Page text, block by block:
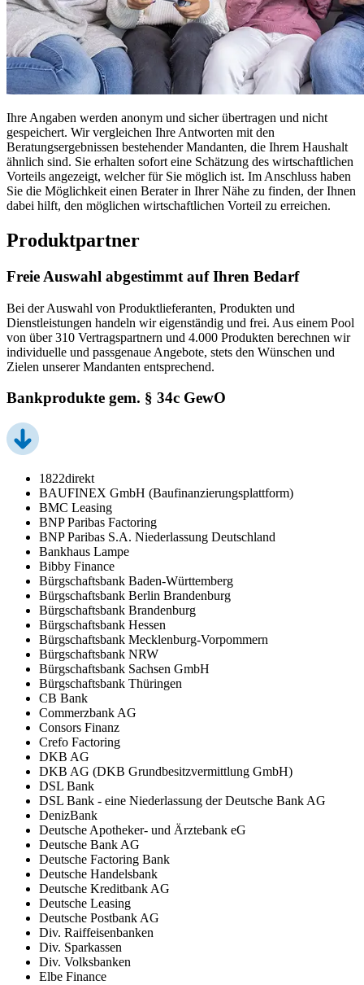
Ihre Angaben werden anonym und sicher übertragen und nicht
gespeichert. Wir vergleichen Ihre Antworten mit den
Beratungsergebnissen bestehender Mandanten, die Ihrem Haushalt
ähnlich sind. Sie erhalten sofort eine Schätzung des wirtschaftlichen
Vorteils angezeigt, welcher für Sie möglich ist. Im Anschluss haben
Sie die Möglichkeit einen Berater in Ihrer Nähe zu finden, der Ihnen
dabei hilft, den möglichen wirtschaftlichen Vorteil zu erreichen.
Produktpartner
Freie Auswahl abgestimmt auf Ihren Bedarf
Bei der Auswahl von Produktlieferanten, Produkten und
Dienstleistungen handeln wir eigenständig und frei. Aus einem Pool
von über 310 Vertragspartnern und 4.000 Produkten berechnen wir
individuelle und passgenaue Angebote, stets den Wünschen und
Zielen unserer Mandanten entsprechend.
Bankprodukte gem. § 34c GewO
1822direkt
BAUFINEX GmbH (Baufinanzierungsplattform)
BMC Leasing
BNP Paribas Factoring
BNP Paribas S.A. Niederlassung Deutschland
Bankhaus Lampe
Bibby Finance
Bürgschaftsbank Baden-Württemberg
Bürgschaftsbank Berlin Brandenburg
Bürgschaftsbank Brandenburg
Bürgschaftsbank Hessen
Bürgschaftsbank Mecklenburg-Vorpommern
Bürgschaftsbank NRW
Bürgschaftsbank Sachsen GmbH
Bürgschaftsbank Thüringen
CB Bank
Commerzbank AG
Consors Finanz
Crefo Factoring
DKB AG
DKB AG (DKB Grundbesitzvermittlung GmbH)
DSL Bank
DSL Bank - eine Niederlassung der Deutsche Bank AG
DenizBank
Deutsche Apotheker- und Ärztebank eG
Deutsche Bank AG
Deutsche Factoring Bank
Deutsche Handelsbank
Deutsche Kreditbank AG
Deutsche Leasing
Deutsche Postbank AG
Div. Raiffeisenbanken
Div. Sparkassen
Div. Volksbanken
Elbe Finance